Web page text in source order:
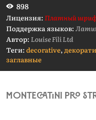
898
Лицензия:Платный
Поддержка языков:
Автор:Louise Fili Ltd
Теги:decorative,
заглавные